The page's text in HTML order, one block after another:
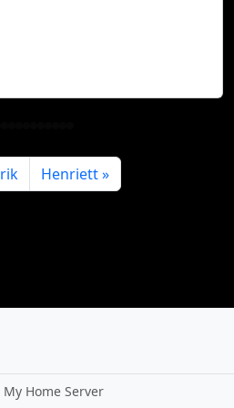
Henriett
My Home Server